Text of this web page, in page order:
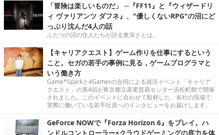
「冒険は楽しいものだ」 ─『FF11』と『ウィザードリ
ィ ヴァリアンツ ダフネ』、"優しくないRPG"の沼にど
っぷり沈んだ4人の話
ふたつの沼の住人たちが語る奥深さとは。
【キャリアクエスト】ゲーム作りを仕事にするという
こと。セガの若手の事例に見る，ゲームプログラマと
いう働き方
Game*Sparkと4Gamerの合同による就活イベント「キャリア
クエスト」の第4回が東京都立産業貿易センター浜松町館で開催
されました。このイベントに合わせて取材した、各社の現場で
実際に働いている若手社員へのインタビューをお届けします。
GeForce NOWで『Forza Horizon 6』をプレイ。ハ
ンドルコントローラー×クラウドゲーミングの底力を体